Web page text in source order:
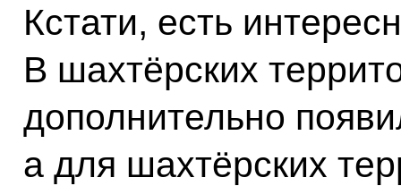
Кстати, есть
В шахтёрских
дополнительно
а для шахтёрских